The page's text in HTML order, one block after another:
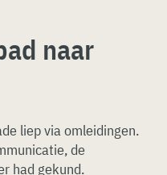
naar
liep via omleidingen.
de
had gekund.